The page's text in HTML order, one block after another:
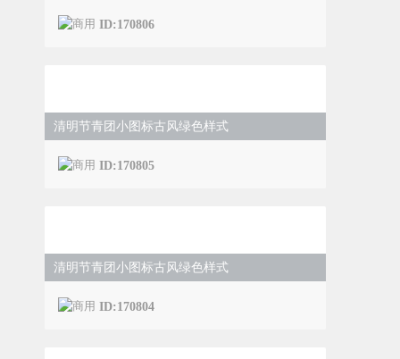
ID:170806
清明节青团小图标古风绿色样式
ID:170805
清明节青团小图标古风绿色样式
ID:170804